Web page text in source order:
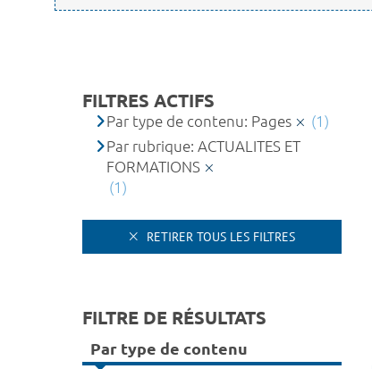
FILTRES ACTIFS
Par type de contenu: Pages
(1)
Par rubrique: ACTUALITES ET
FORMATIONS
(1)
RETIRER TOUS LES FILTRES
FILTRE DE RÉSULTATS
Par type de contenu